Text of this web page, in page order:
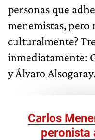
personas que
menemistas, pero
culturalmente?
inmediatamente:
y Álvaro Alsogaray.
Carlos
peronista